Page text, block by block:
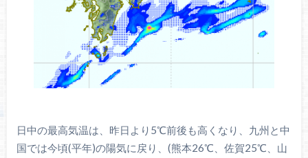
日中の最高気温は、昨日より5℃前後も高くなり、九州と中
国では今頃(平年)の陽気に戻り、(熊本26℃、佐賀25℃、山